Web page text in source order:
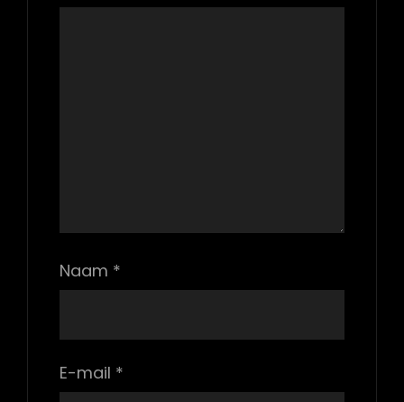
Naam *
E-mail *